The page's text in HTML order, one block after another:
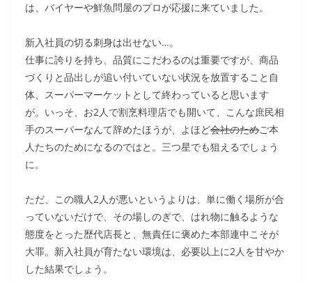
は、バイヤーや鮮魚問屋のプロが応援に来ていました。
新入社員の切る刺身は出せない…。
仕事に誇りを持ち、品質にこだわるのは重要ですが、商品
づくりと品出しが追い付いていない状況を放置すること自
体、スーパーマーケットとして終わっていると思います
が。いっそ、お2人で割烹料理店でも開いて、こんな庶民相
手のスーパーなんて辞めたほうが、よほど会社のためご本
人たちのためになるのではと。三つ星でも狙えるでしょう
に。
ただ、この職人2人が悪いというよりは、単に働く場所が合
っていないだけで、その場しのぎで、はれ物に触るような
態度をとった歴代店長と、無責任に褒めた本部連中こそが
大罪。新入社員が育たない環境は、必要以上に2人を甘やか
した結果でしょう。